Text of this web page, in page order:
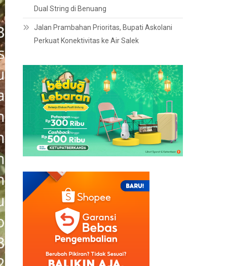
Dual String di Benuang
Jalan Prambahan Prioritas, Bupati Askolani
Perkuat Konektivitas ke Air Salek